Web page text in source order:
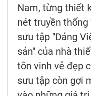
Nam, từng thiết
nét truyền
sưu tập "Dáng
sản" của nhà
tôn vinh vẻ đẹp
sưu tập còn gợi